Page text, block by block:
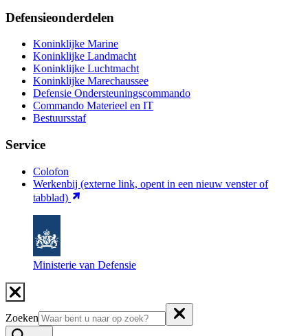
Defensieonderdelen
Koninklijke Marine
Koninklijke Landmacht
Koninklijke Luchtmacht
Koninklijke Marechaussee
Defensie Ondersteuningscommando
Commando Materieel en IT
Bestuursstaf
Service
Colofon
Werkenbij (externe link, opent in een nieuw venster of
tabblad)
Ministerie van Defensie
Zoeken